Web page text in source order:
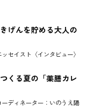
げんを貯める大人の
セイスト〈インタビュー〉
くる夏の「薬膳カレ
ディネーター：いのうえ陽